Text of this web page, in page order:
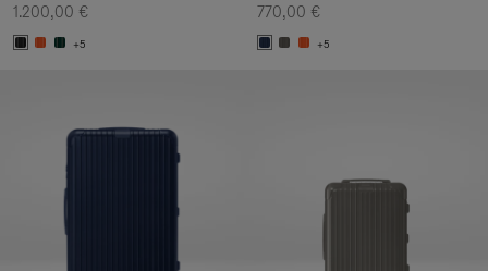
1.200,00 €
+5
770,00 €
+5